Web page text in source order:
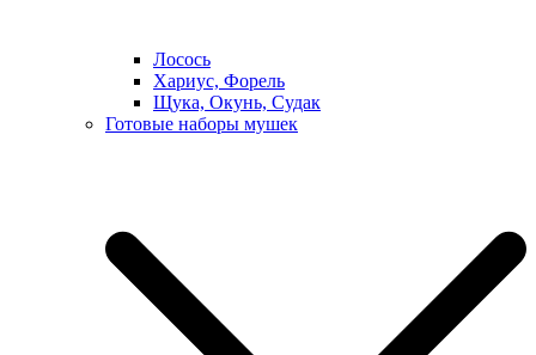
Лосось
Хариус, Форель
Щука, Окунь, Судак
Готовые наборы мушек